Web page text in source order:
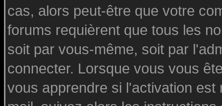
cas, alors peut-être que votre
forums requièrent que tous les
soit par vous-même, soit par
connecter. Lorsque vous vous
vous apprendre si l'activation